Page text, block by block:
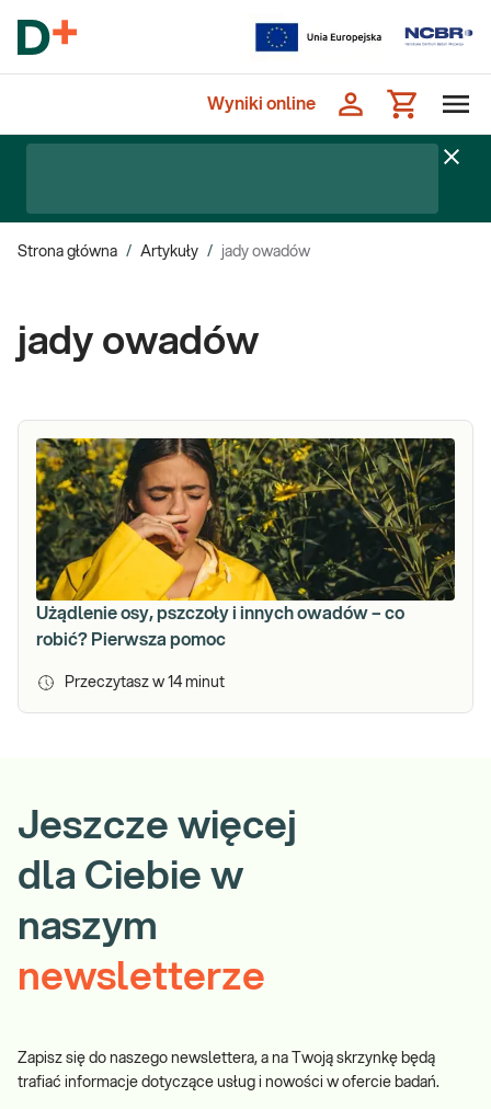
Wyniki online
Strona główna / Artykuły / jady owadów
jady owadów
Użądlenie osy, pszczoły i innych owadów – co
robić? Pierwsza pomoc
Przeczytasz w 14 minut
Jeszcze więcej
dla Ciebie w
naszym
newsletterze
Zapisz się do naszego newslettera, a na Twoją skrzynkę będą
trafiać informacje dotyczące usług i nowości w ofercie badań.